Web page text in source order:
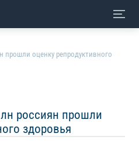
прошли оценку репродуктивного
россиян прошли
здоровья